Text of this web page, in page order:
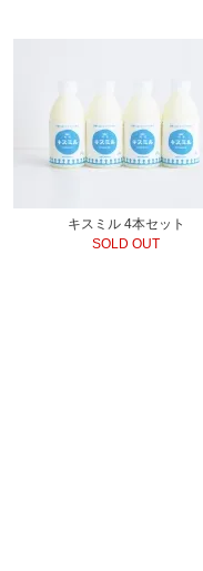
キスミル 4本セット
SOLD OUT